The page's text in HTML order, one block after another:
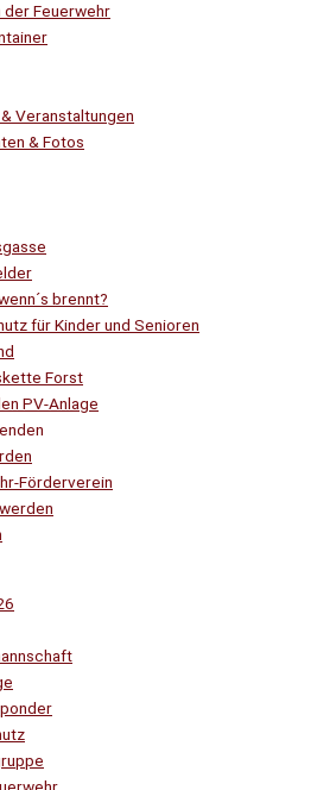
der Feuerwehr
Veranstaltungen
& Fotos
brennt?
für Kinder und Senioren
Forst
PV-Anlage
Förderverein